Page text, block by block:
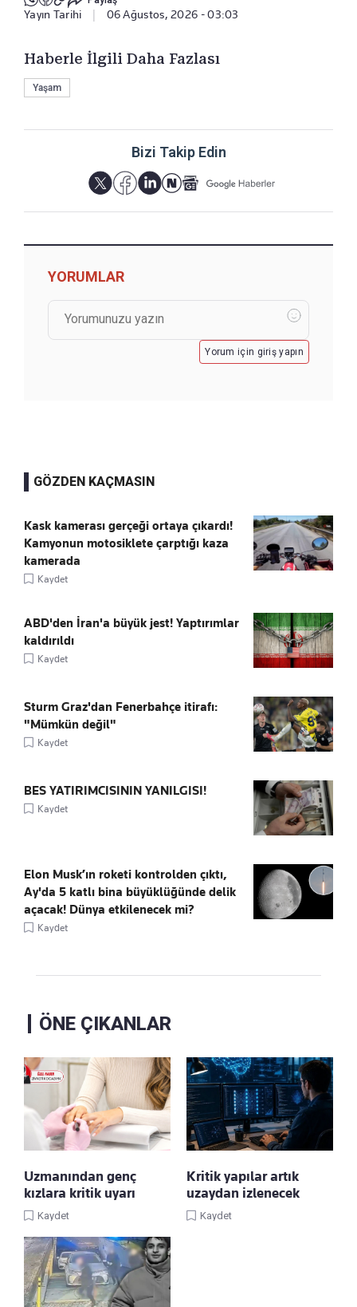
Yayın Tarihi | 06 Ağustos, 2026 - 03:03
Haberle İlgili Daha Fazlası
Yaşam
Bizi Takip Edin
YORUMLAR
Yorum için giriş yapın
GÖZDEN KAÇMASIN
Kask kamerası gerçeği ortaya çıkardı!
Kamyonun motosiklete çarptığı kaza
kamerada
Kaydet
ABD'den İran'a büyük jest! Yaptırımlar
kaldırıldı
Kaydet
Sturm Graz'dan Fenerbahçe itirafı:
"Mümkün değil"
Kaydet
BES YATIRIMCISININ YANILGISI!
Kaydet
Elon Musk’ın roketi kontrolden çıktı,
Ay'da 5 katlı bina büyüklüğünde delik
açacak! Dünya etkilenecek mi?
Kaydet
ÖNE ÇIKANLAR
Uzmanından genç
kızlara kritik uyarı
Kaydet
Kritik yapılar artık
uzaydan izlenecek
Kaydet